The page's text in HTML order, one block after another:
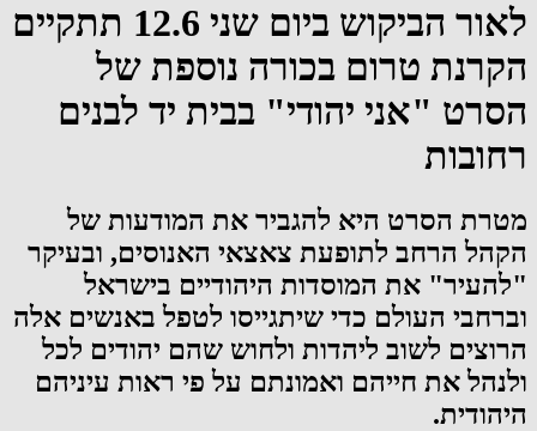
לאור הביקוש ביום שני 12.6 תתקיים
הקרנת טרום בכורה נוספת של
הסרט "אני יהודי" בבית יד לבנים
רחובות
מטרת הסרט היא להגביר את המודעות של
הקהל הרחב לתופעת צאצאי האנוסים, ובעיקר
"להעיר" את המוסדות היהודיים בישראל
וברחבי העולם כדי שיתגייסו לטפל באנשים אלה
הרוצים לשוב ליהדות ולחוש שהם יהודים לכל
ולנהל את חייהם ואמונתם על פי ראות עיניהם
היהודית.